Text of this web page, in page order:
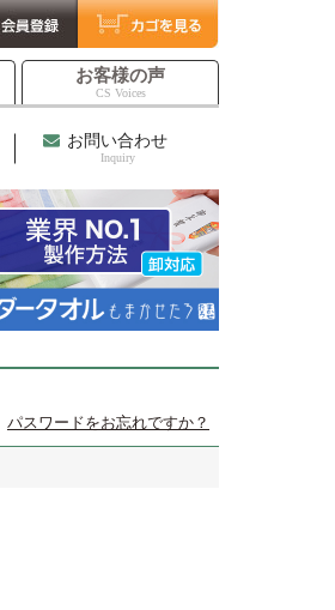
お客様の声
CS Voices
お問い合わせ
Inquiry
パスワードをお忘れですか？